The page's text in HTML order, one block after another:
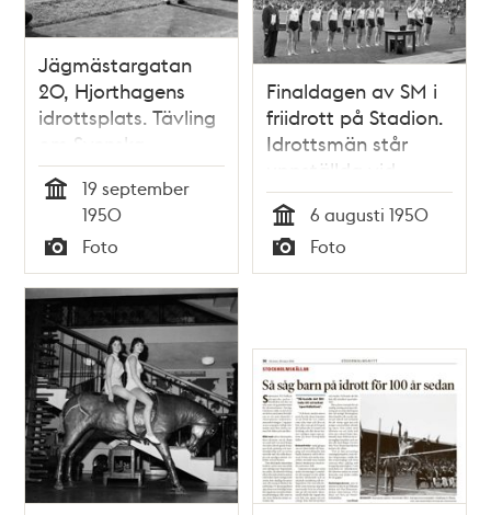
Jägmästargatan
20, Hjorthagens
idrottsplats. Tävling
om Svenska
Dagbladets pris i
Friidrott19 september
1950
Typ
Foto
Finaldagen av SM i
friidrott på Stadion.
Idrottsmän står
uppställda vid
standar
Tid
6 augusti 1950
Typ
Foto